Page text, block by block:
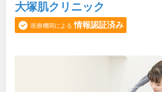
大塚肌クリニック
医療機関による 情報認証済み